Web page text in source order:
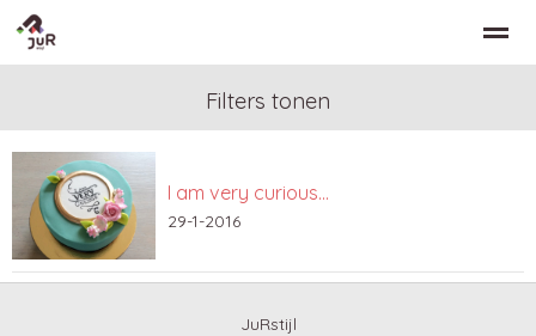
Home Zoeken Nieuws
Filters tonen
I am very curious…
29-1-2016
JuRstijl